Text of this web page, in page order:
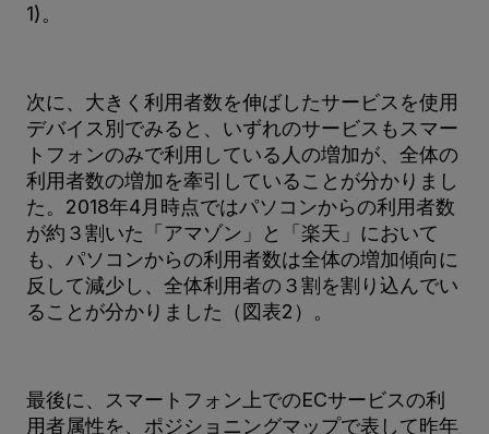
1)。
次に、大きく利用者数を伸ばしたサービスを使用
デバイス別でみると、いずれのサービスもスマー
トフォンのみで利用している人の増加が、全体の
利用者数の増加を牽引していることが分かりまし
た。2018年4月時点ではパソコンからの利用者数
が約３割いた「アマゾン」と「楽天」において
も、パソコンからの利用者数は全体の増加傾向に
反して減少し、全体利用者の３割を割り込んでい
ることが分かりました（図表2）。
最後に、スマートフォン上でのECサービスの利
用者属性を、ポジショニングマップで表して昨年